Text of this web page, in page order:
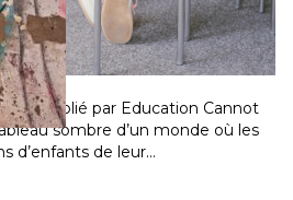
victimes de la guerre, des
des déplacements de
publié par Education Cannot
sombre d’un monde où les
d’enfants de leur…